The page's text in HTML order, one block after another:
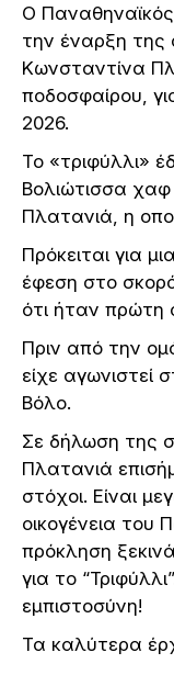
Ο
την έναρξη της
Κωνσταντίνα
ποδοσφαίρου,
2026.
Το «τριφύλλι»
Βολιώτισσα
Πλατανιά, η
Πρόκειται για
έφεση στο
ότι ήταν πρώτη
Πριν από την
είχε αγωνιστεί
Βόλο.
Σε δήλωση της
Πλατανιά
στόχοι. Είναι
οικογένεια του
πρόκληση
για το
εμπιστοσύνη!
Τα καλύτερα